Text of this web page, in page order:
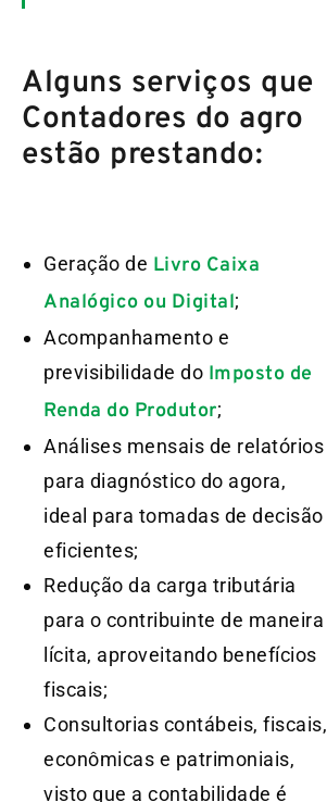
Alguns serviços que
Contadores do agro
estão prestando:
Geração de Livro Caixa
Analógico ou Digital;
Acompanhamento e
previsibilidade do Imposto de
Renda do Produtor;
Análises mensais de relatórios
para diagnóstico do agora,
ideal para tomadas de decisão
eficientes;
Redução da carga tributária
para o contribuinte de maneira
lícita, aproveitando benefícios
fiscais;
Consultorias contábeis, fiscais,
econômicas e patrimoniais,
visto que a contabilidade é